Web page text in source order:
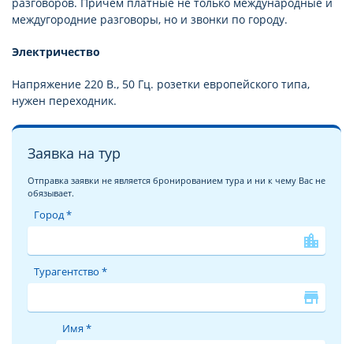
междугородние разговоры, но и звонки по городу.
Электричество
Напряжение 220 В., 50 Гц. розетки европейского типа,
нужен переходник.
Заявка на тур
Отправка заявки не является бронированием тура и ни к чему Вас не
обязывает.
Город *
location_city
Турагентство *
store
Имя *